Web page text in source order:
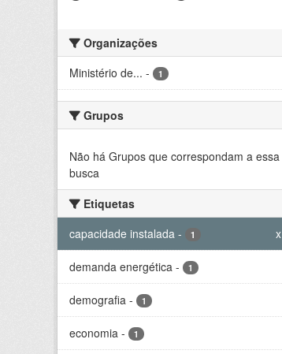
Organizações
Ministério de... - 1
Grupos
Não há Grupos que correspondam a essa
busca
Etiquetas
capacidade instalada - 1 x
demanda energética - 1
demografia - 1
economia - 1